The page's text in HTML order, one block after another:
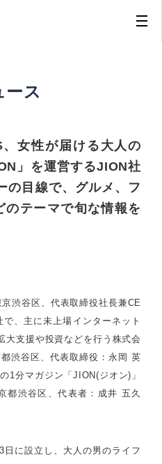
ース
、女性が届ける大人の
」を運営するJION社
の目線で、グルメ、フ
のテーマで旬な情報を
渋谷区、代表取締役社長兼CE
、主に未上場インターネット
大支援や投資などを行う株式会
渋谷区、代表取締役：永岡 英
1分マガジン「JION(ジオン)」
都渋谷区、代表者：成井 五久
に設立し、大人の男のライフ